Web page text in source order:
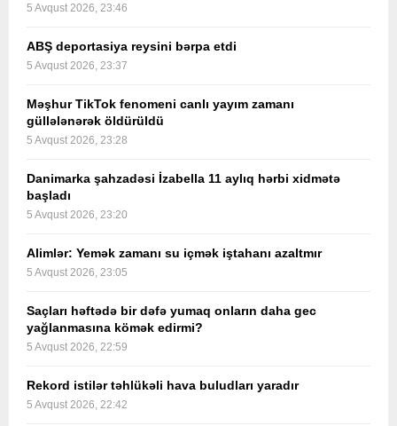
5 Avqust 2026, 23:46
ABŞ deportasiya reysini bərpa etdi
5 Avqust 2026, 23:37
Məşhur TikTok fenomeni canlı yayım zamanı
güllələnərək öldürüldü
5 Avqust 2026, 23:28
Danimarka şahzadəsi İzabella 11 aylıq hərbi xidmətə
başladı
5 Avqust 2026, 23:20
Alimlər: Yemək zamanı su içmək iştahanı azaltmır
5 Avqust 2026, 23:05
Saçları həftədə bir dəfə yumaq onların daha gec
yağlanmasına kömək edirmi?
5 Avqust 2026, 22:59
Rekord istilər təhlükəli hava buludları yaradır
5 Avqust 2026, 22:42